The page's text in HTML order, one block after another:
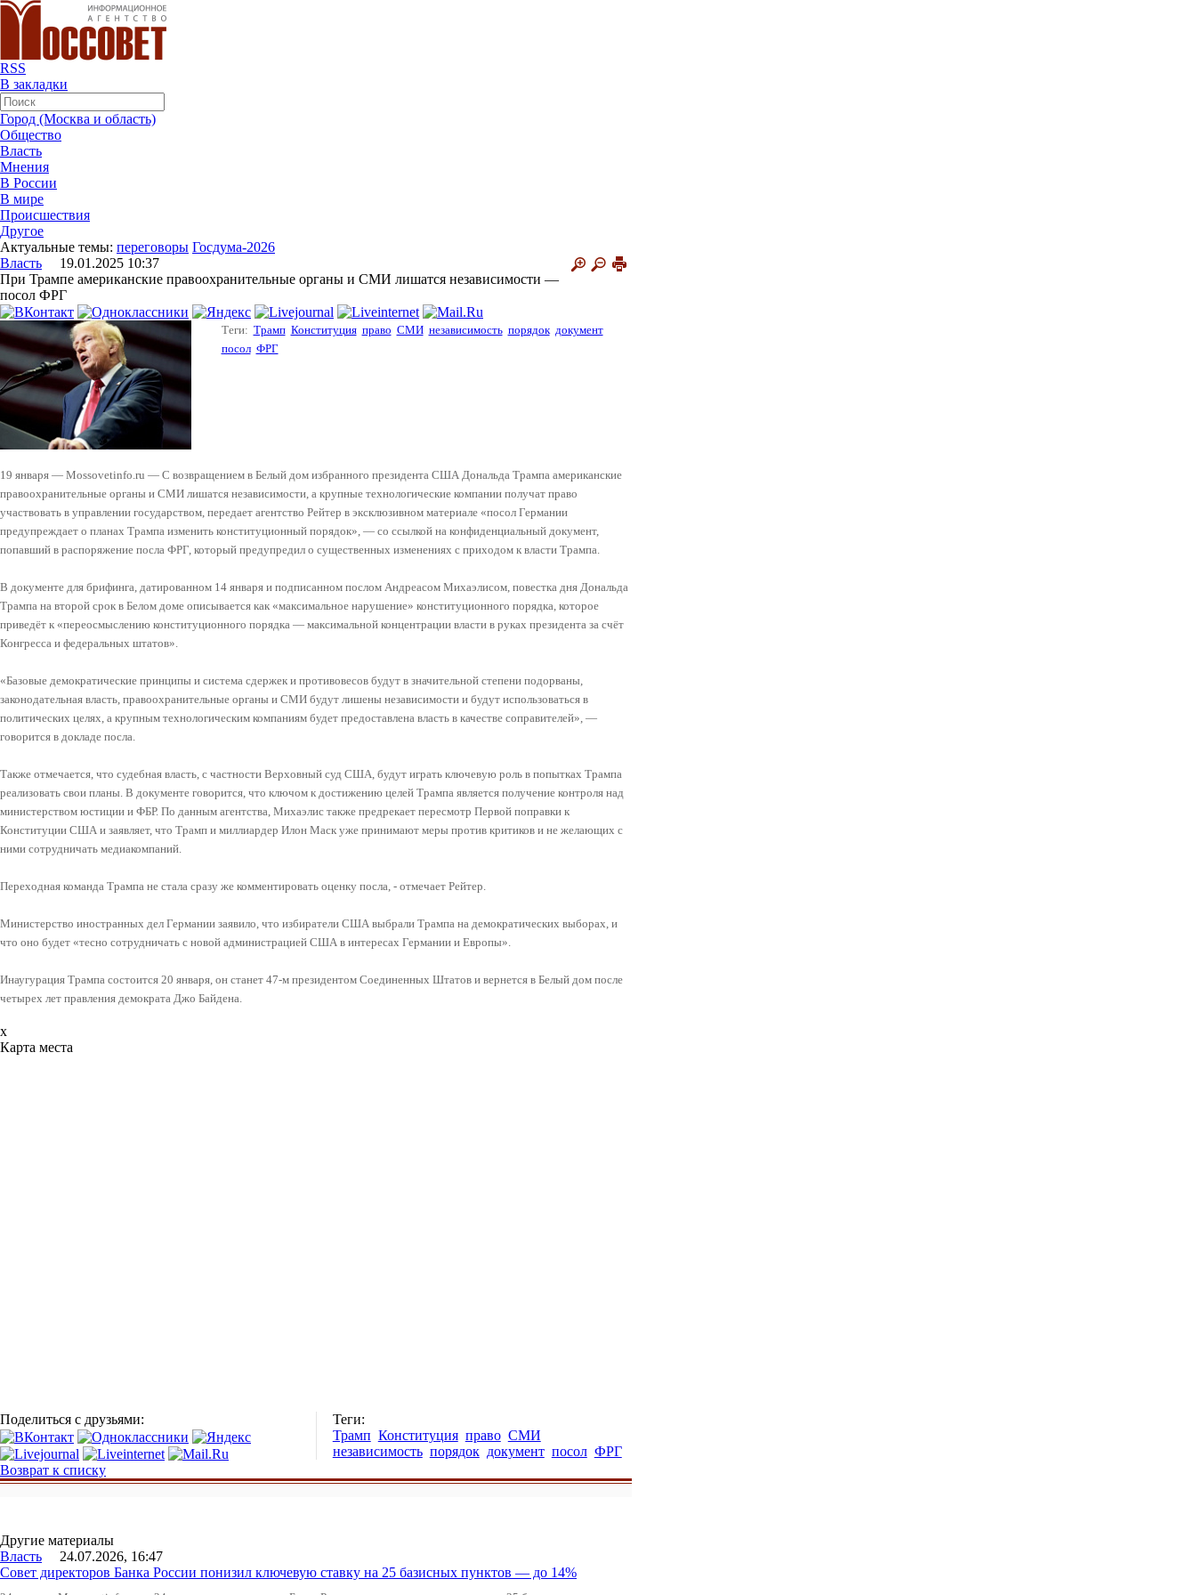
RSS
В закладки
Город (Москва и область)
Общество
Власть
Мнения
В России
В мире
Происшествия
Другое
Актуальные темы: переговоры Госдума-2026
Власть 19.01.2025 10:37
При Трампе американские правоохранительные органы и СМИ лишатся независимости —
посол ФРГ
Теги: Трамп Конституция право СМИ независимость порядок документ
посол ФРГ
19 января — Mossovetinfo.ru — С возвращением в Белый дом избранного президента США Дональда Трампа американские
правоохранительные органы и СМИ лишатся независимости, а крупные технологические компании получат право
участвовать в управлении государством, передает агентство Рейтер в эксклюзивном материале «посол Германии
предупреждает о планах Трампа изменить конституционный порядок», — со ссылкой на конфиденциальный документ,
попавший в распоряжение посла ФРГ, который предупредил о существенных изменениях с приходом к власти Трампа.
В документе для брифинга, датированном 14 января и подписанном послом Андреасом Михаэлисом, повестка дня Дональда
Трампа на второй срок в Белом доме описывается как «максимальное нарушение» конституционного порядка, которое
приведёт к «переосмыслению конституционного порядка — максимальной концентрации власти в руках президента за счёт
Конгресса и федеральных штатов».
«Базовые демократические принципы и система сдержек и противовесов будут в значительной степени подорваны,
законодательная власть, правоохранительные органы и СМИ будут лишены независимости и будут использоваться в
политических целях, а крупным технологическим компаниям будет предоставлена власть в качестве соправителей», —
говорится в докладе посла.
Также отмечается, что судебная власть, с частности Верховный суд США, будут играть ключевую роль в попытках Трампа
реализовать свои планы. В документе говорится, что ключом к достижению целей Трампа является получение контроля над
министерством юстиции и ФБР. По данным агентства, Михаэлис также предрекает пересмотр Первой поправки к
Конституции США и заявляет, что Трамп и миллиардер Илон Маск уже принимают меры против критиков и не желающих с
ними сотрудничать медиакомпаний.
Переходная команда Трампа не стала сразу же комментировать оценку посла, - отмечает Рейтер.
Министерство иностранных дел Германии заявило, что избиратели США выбрали Трампа на демократических выборах, и
что оно будет «тесно сотрудничать с новой администрацией США в интересах Германии и Европы».
Инаугурация Трампа состоится 20 января, он станет 47-м президентом Соединенных Штатов и вернется в Белый дом после
четырех лет правления демократа Джо Байдена.
x
Карта места
Поделиться с друзьями:
Теги:
Трамп Конституция право СМИ
независимость порядок документ посол ФРГ
Возврат к списку
Другие материалы
Власть 24.07.2026, 16:47
Совет директоров Банка России понизил ключевую ставку на 25 базисных пунктов — до 14%